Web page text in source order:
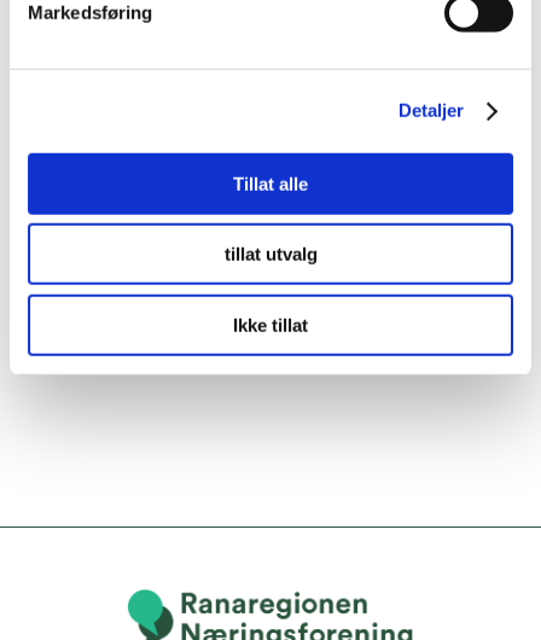
Markedsføring
Detaljer
Tillat alle
tillat utvalg
Ikke tillat